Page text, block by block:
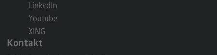
Profil-O-Mat Elektrotechnik und
Informationstechnik
(External link)
Rahmenbedingungen
Modulangebot
LinkedIn
Youtube
XING
Kontakt